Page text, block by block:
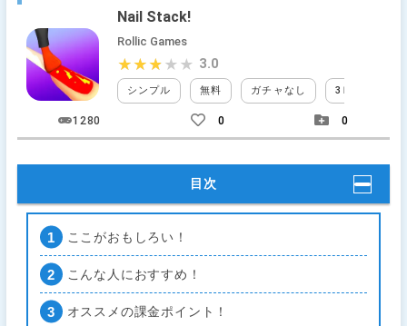
Nail Stack!
Rollic Games
シンプル 無料 ガチャなし 3Ｄ
★★★★★
★★★★★ 3.0
1280 0 0
目次
ここがおもしろい！
こんな人におすすめ！
オススメの課金ポイント！